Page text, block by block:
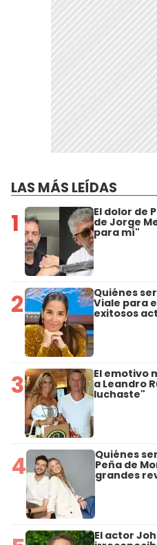
LAS MÁS LEÍDAS
1 El dolor de
de Jorge
para mí"
2 Quiénes
Viale para
exitosos
3 El emotivo
a Leandro
luchaste"
4 Quiénes
Peña de
grandes
El actor